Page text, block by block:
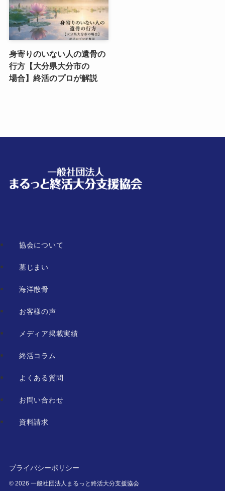
身寄りのいない​人の​遺骨の​
行方​【大分県大分市の​
場合】終活の​プロが​解説
協会について
墓じまい
海洋散骨
お客様の声
メディア掲載実績
終活コラム
よくある質問
お問い合わせ
資料請求
©2026 一般社団法人まるっと終活大分支援協会
プライバシーポリシー